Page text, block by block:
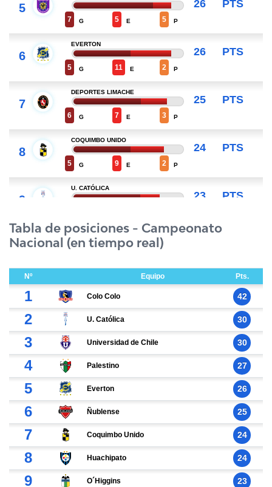
Tabla de posiciones - Campeonato
Nacional (en tiempo real)